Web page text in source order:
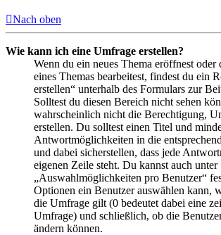
Nach oben
Wie kann ich eine Umfrage erstellen?
Wenn du ein neues Thema eröffnest oder
eines Themas bearbeitest, findest du ein
erstellen“ unterhalb des Formulars zur
Solltest du diesen Bereich nicht sehen
wahrscheinlich nicht die Berechtigung,
erstellen. Du solltest einen Titel und
Antwortmöglichkeiten in die
und dabei sicherstellen, dass jede
eigenen Zeile steht. Du kannst auch unter
„Auswahlmöglichkeiten pro Benutzer“
Optionen ein Benutzer auswählen kann,
die Umfrage gilt (0 bedeutet dabei eine
Umfrage) und schließlich, ob die
ändern können.